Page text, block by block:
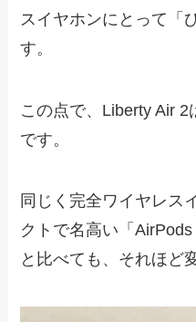
スイヤホンにとって「
す。
この点で、Liberty Air 2
です。
同じく完全ワイヤレス
クトで名高い「
と比べても、それほど